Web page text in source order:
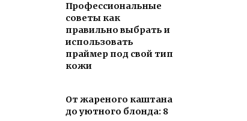
Профессиональные
советы как
правильно выбрать и
использовать
праймер под свой тип
кожи
От жареного каштана
до уютного блонда: 8